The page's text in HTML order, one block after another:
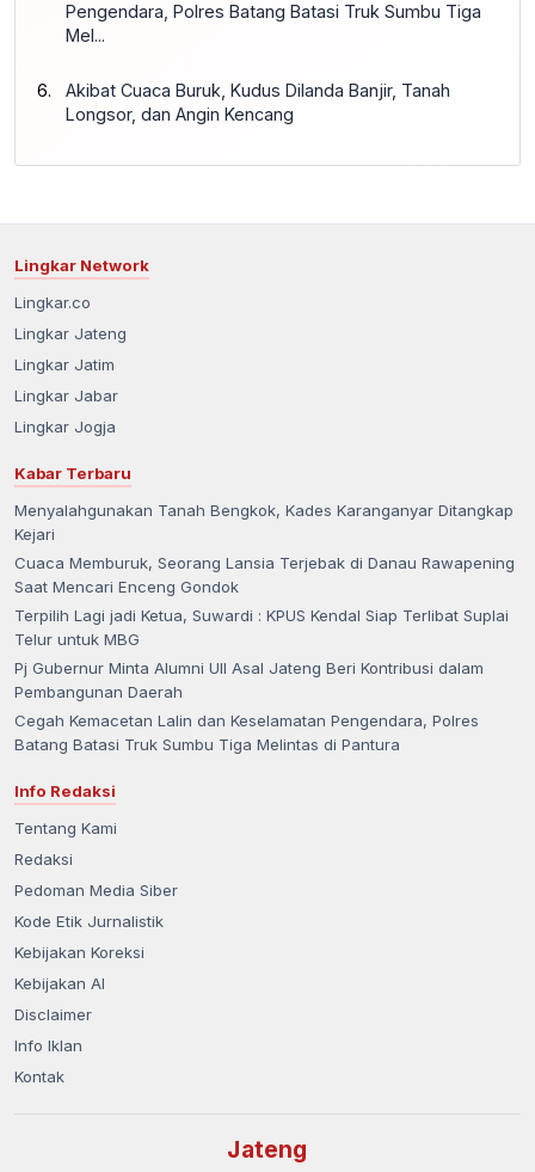
Pengendara, Polres Batang Batasi Truk Sumbu Tiga
Mel...
Akibat Cuaca Buruk, Kudus Dilanda Banjir, Tanah
Longsor, dan Angin Kencang
Lingkar Network
Lingkar.co
Lingkar Jateng
Lingkar Jatim
Lingkar Jabar
Lingkar Jogja
Kabar Terbaru
Menyalahgunakan Tanah Bengkok, Kades Karanganyar Ditangkap
Kejari
Cuaca Memburuk, Seorang Lansia Terjebak di Danau Rawapening
Saat Mencari Enceng Gondok
Terpilih Lagi jadi Ketua, Suwardi : KPUS Kendal Siap Terlibat Suplai
Telur untuk MBG
Pj Gubernur Minta Alumni UII Asal Jateng Beri Kontribusi dalam
Pembangunan Daerah
Cegah Kemacetan Lalin dan Keselamatan Pengendara, Polres
Batang Batasi Truk Sumbu Tiga Melintas di Pantura
Info Redaksi
Tentang Kami
Redaksi
Pedoman Media Siber
Kode Etik Jurnalistik
Kebijakan Koreksi
Kebijakan AI
Disclaimer
Info Iklan
Kontak
Jateng